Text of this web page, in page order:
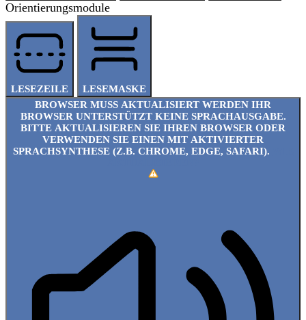
Orientierungsmodule
LESEZEILE
LESEMASKE
BROWSER MUSS AKTUALISIERT WERDEN IHR
BROWSER UNTERSTÜTZT KEINE SPRACHAUSGABE.
BITTE AKTUALISIEREN SIE IHREN BROWSER ODER
VERWENDEN SIE EINEN MIT AKTIVIERTER
SPRACHSYNTHESE (Z.B. CHROME, EDGE, SAFARI).